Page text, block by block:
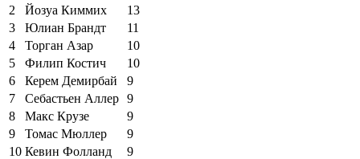
2
Йозуа Киммих
13
3
Юлиан Брандт
11
4
Торган Азар
10
5
Филип Костич
10
6
Керем Демирбай
9
7
Себастьен Аллер 9
8
Макс Крузе
9
9
Томас Мюллер
9
10 Кевин Фолланд
9